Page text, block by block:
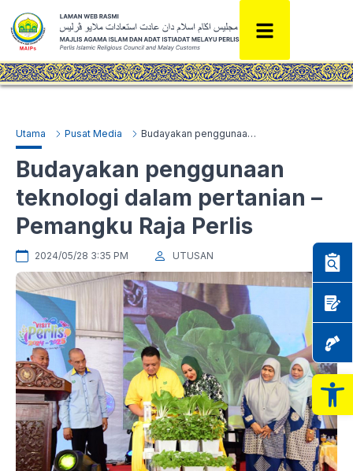
Utama Pusat Media Budayakan penggunaan teknologi dalam pertanian – Pemangku Raja Perlis
Budayakan penggunaan
teknologi dalam pertanian –
Pemangku Raja Perlis
2024/05/28 3:35 PM UTUSAN